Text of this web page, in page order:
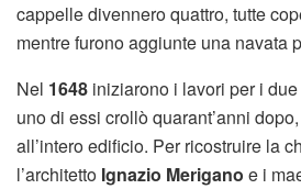
cappelle divennero quattro, tutte
mentre furono aggiunte una navata
Nel 1648 iniziarono i lavori per i
uno di essi crollò quarant’anni
all’intero edificio. Per ricostruire la
l’architetto Ignazio Merigano e i